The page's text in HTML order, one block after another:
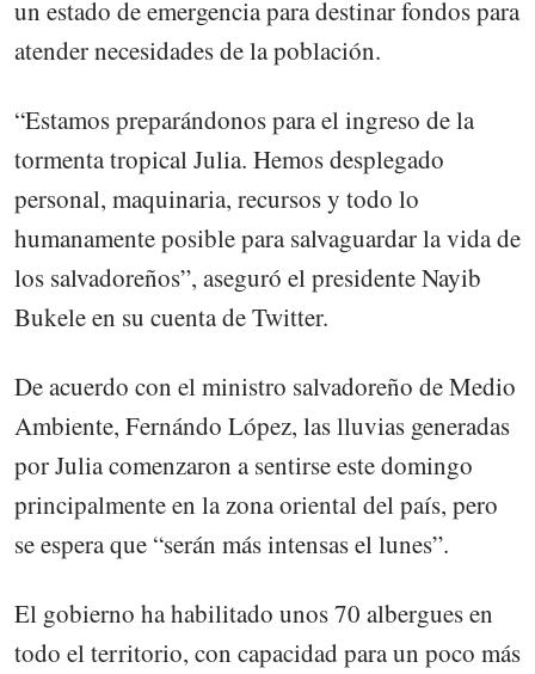
un estado de emergencia para destinar fondos para
atender necesidades de la población.
“Estamos preparándonos para el ingreso de la
tormenta tropical Julia. Hemos desplegado
personal, maquinaria, recursos y todo lo
humanamente posible para salvaguardar la vida de
los salvadoreños”, aseguró el presidente Nayib
Bukele en su cuenta de Twitter.
De acuerdo con el ministro salvadoreño de Medio
Ambiente, Fernándo López, las lluvias generadas
por Julia comenzaron a sentirse este domingo
principalmente en la zona oriental del país, pero
se espera que “serán más intensas el lunes”.
El gobierno ha habilitado unos 70 albergues en
todo el territorio, con capacidad para un poco más